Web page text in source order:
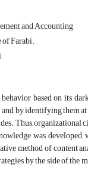
and Accounting
Farabi.
based on its
by identifying them
Thus,
was
method of content
by the side of the